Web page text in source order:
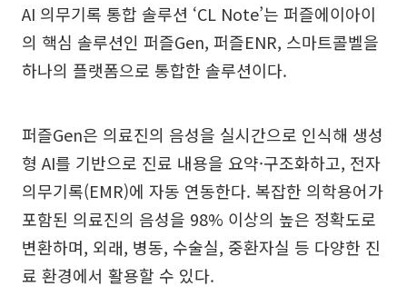
AI 의무기록 통합 솔루션 ‘CL Note’는 퍼즐에이아이
의 핵심 솔루션인 퍼즐Gen, 퍼즐ENR, 스마트콜벨을
하나의 플랫폼으로 통합한 솔루션이다.
퍼즐Gen은 의료진의 음성을 실시간으로 인식해 생성
형 AI를 기반으로 진료 내용을 요약·구조화하고, 전자
의무기록(EMR)에 자동 연동한다. 복잡한 의학용어가
포함된 의료진의 음성을 98% 이상의 높은 정확도로
변환하며, 외래, 병동, 수술실, 중환자실 등 다양한 진
료 환경에서 활용할 수 있다.